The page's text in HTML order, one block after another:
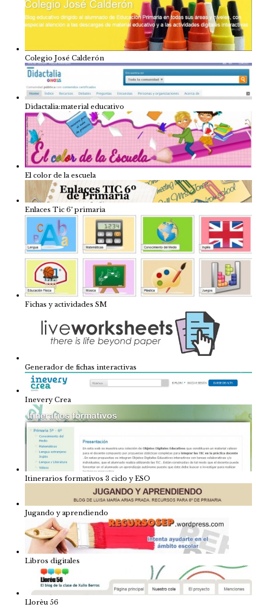
Colegio José Calderón
Didactalia:material educativo
El color de la escuela
Enlaces Tic 6º primaria
Fichas y actividades SM
Generador de fichas interactivas
Inevery Crea
Itinerarios formativos 3 ciclo y ESO
Jugando y aprendiendo
Libros digitales
Llorèu 56